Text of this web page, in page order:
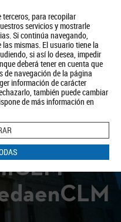
para recopilar
servicios y mostrarle
Si continúa navegando,
mismas. El usuario tiene la
si así lo desea, impedir
deberá tener en cuenta que
navegación de la página
información de carácter
también puede cambiar
de más información en
Aviso Legal Política de Cookies
BUSCAR